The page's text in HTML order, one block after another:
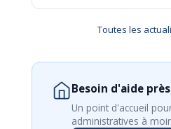
Toutes les
Besoin d'aide
Un point d'accueil
administratives à